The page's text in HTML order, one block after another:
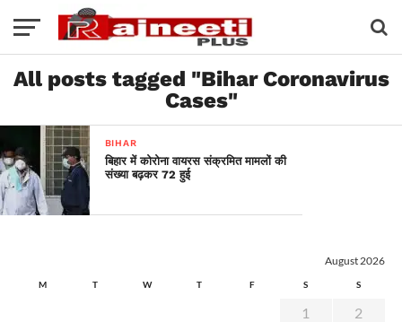
All posts tagged "Bihar Coronavirus
Cases"
BIHAR
बिहार में कोरोना वायरस संक्रमित मामलों की
संख्या बढ़कर 72 हुई
August 2026
M T W T F S S
1
2